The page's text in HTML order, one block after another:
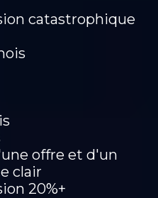
catastrophique
offre et d'un
clair
20%+